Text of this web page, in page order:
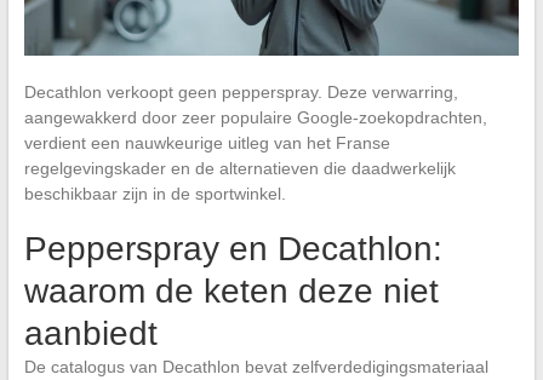
Decathlon verkoopt geen pepperspray. Deze verwarring,
aangewakkerd door zeer populaire Google-zoekopdrachten,
verdient een nauwkeurige uitleg van het Franse
regelgevingskader en de alternatieven die daadwerkelijk
beschikbaar zijn in de sportwinkel.
Pepperspray en Decathlon:
waarom de keten deze niet
aanbiedt
De catalogus van Decathlon bevat zelfverdedigingsmateriaal